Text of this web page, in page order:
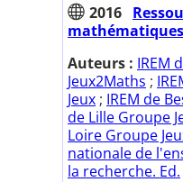
2016
Auteurs : IREM
Jeux2Maths ;
Jeux ; IREM de
de Lille Groupe
Loire Groupe
nationale de
la recherche. Ed.